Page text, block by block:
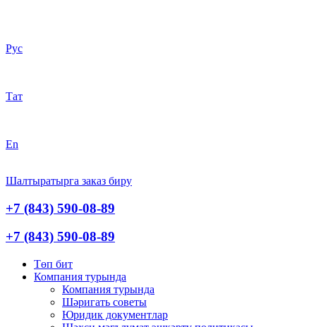
Рус
Тат
En
Шалтыратырга заказ биру
+7 (843) 590-08-89
+7 (843) 590-08-89
Төп бит
Компания турында
Компания турында
Шәригать cоветы
Юридик документлар